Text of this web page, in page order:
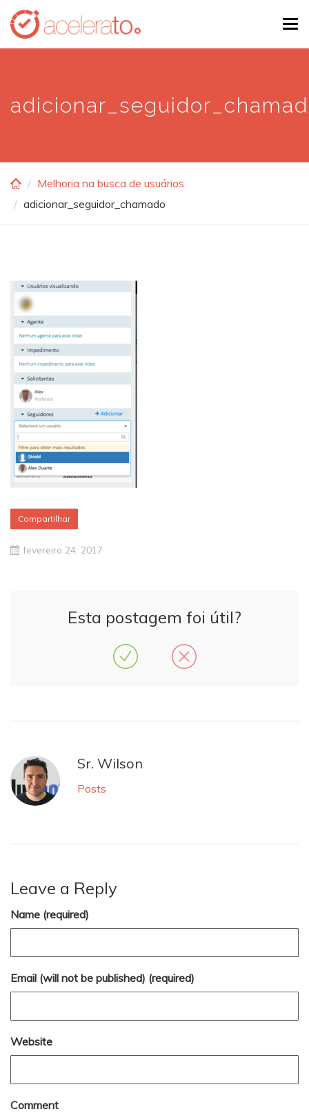
Skip
main
Melhoria na busca de usuários
adicionar_seguidor_chamado
Compartilhar
fevereiro 24, 2017
Esta postagem foi útil?
Sr. Wilson
Posts
Leave a Reply
Name (required)
Email (will not be published) (required)
Website
Comment